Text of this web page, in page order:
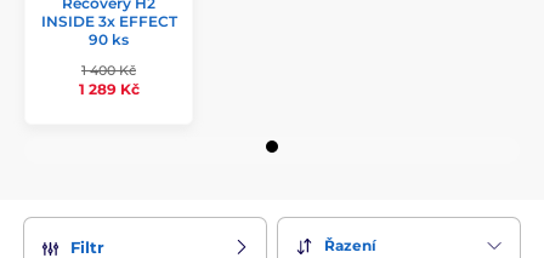
mohou konat svou funkci.
INSIDE 3x EFFECT
90 ks
1 400 Kč
1 289 Kč
Filtr Řazení